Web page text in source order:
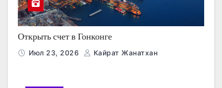
Открыть счет в Гонконге
Июл 23, 2026 Кайрат Жанатхан